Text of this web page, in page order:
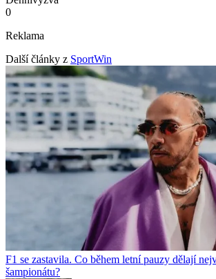
0
Reklama
Další články z SportWin
F1 se zastavila. Co během letní pauzy dělají
šampionátu?